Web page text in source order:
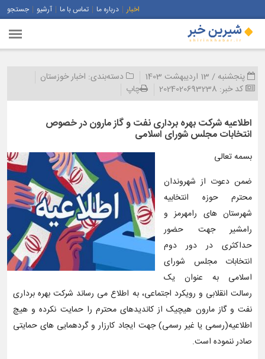
اخبار درباره ما تماس با ما آرشیو جستجو
پنجشنبه / 13 اردیبهشت 1403 دسته‌بندی: اخبار خوزستان
کد خبر: 2024020693238 چاپ
اطلاعیه شركت بهره برداری نفت و گاز مارون در خصوص
انتخابات مجلس شورای اسلامی
بسمه تعالی
ضمن دعوت از شهروندان
محترم حوزه انتخابیه
شهرستان های رامهرمز و
رامشیر جهت حضور
حداکثری در دور دوم
انتخابات مجلس شورای
اسلامی به عنوان یک
رسالت انقلابی و رویکرد اجتماعی، به اطلاع می رساند شرکت بهره برداری
نفت و گاز مارون هیچیک از کاندیدهای محترم را حمایت نکرده و هیچ
اطلاعیه(رسمی یا غیر رسمی) جهت ایجاد کارزار و گردهمایی های حمایتی
صادر ننموده است.